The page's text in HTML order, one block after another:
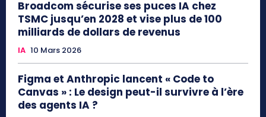
Broadcom sécurise ses puces IA chez
TSMC jusqu’en 2028 et vise plus de 100
milliards de dollars de revenus
IA 10 Mars 2026
Figma et Anthropic lancent « Code to
Canvas » : Le design peut-il survivre à l’ère
des agents IA ?